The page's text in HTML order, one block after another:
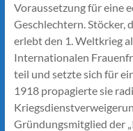
Voraussetzung für eine
Geschlechtern. Stöcker,
erlebt den 1. Weltkrieg
Internationalen
teil und setzte sich für
1918 propagierte sie
Gründungsmitglied der